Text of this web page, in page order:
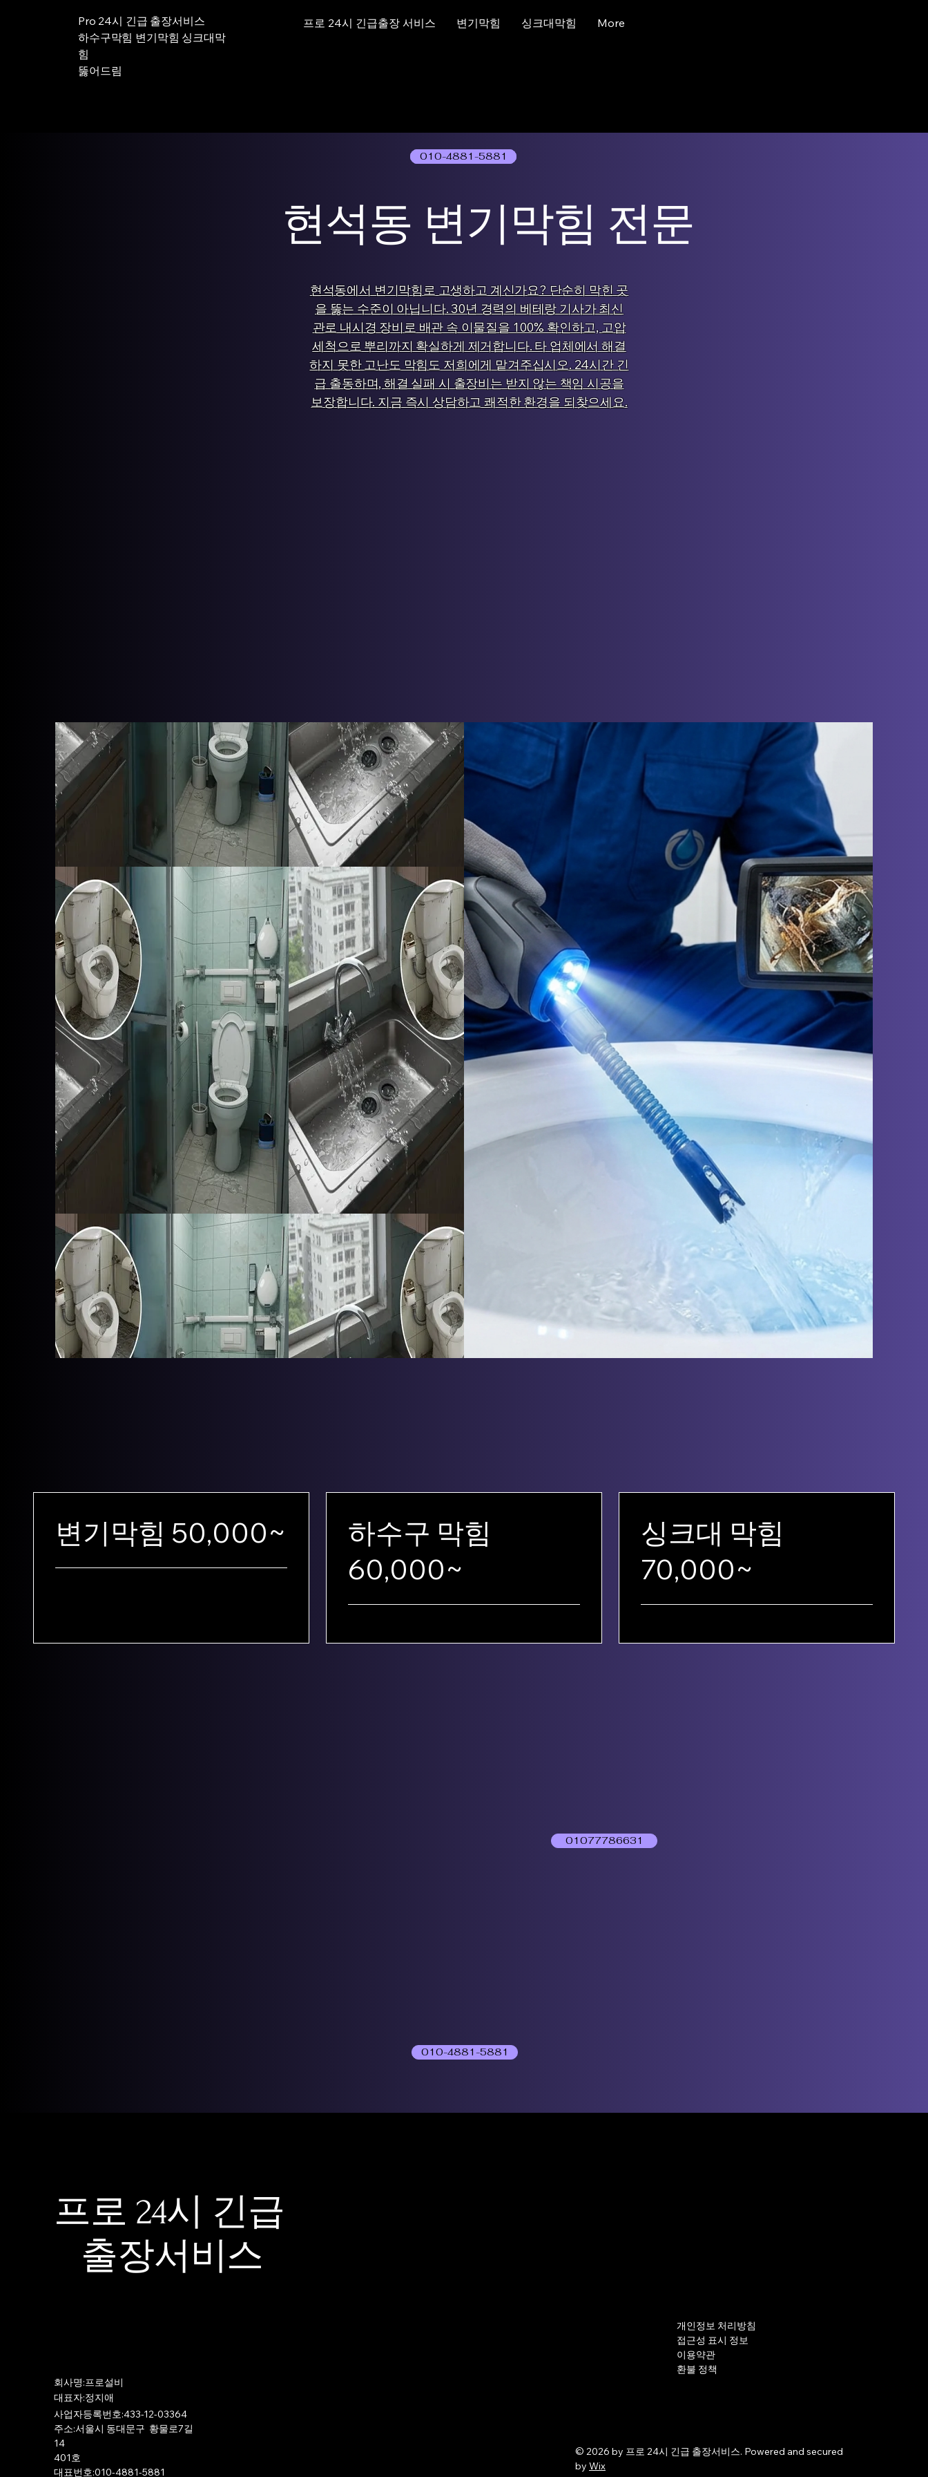
Pro 24시 긴급 출장서비스
하수구막힘 변기막힘 싱크대막
힘
뚫어드림
프로 24시 긴급출장 서비스 변기막힘 싱크대막힘 More
01077786631
현석동 변기막힘 전문
현석동에서 변기막힘로 고생하고 계신가요? 단순히 막힌 곳
을 뚫는 수준이 아닙니다. 30년 경력의 베테랑 기사가 최신
관로 내시경 장비로 배관 속 이물질을 100% 확인하고, 고압
세척으로 뿌리까지 확실하게 제거합니다. 타 업체에서 해결
하지 못한 고난도 막힘도 저희에게 맡겨주십시오. 24시간 긴
급 출동하며, 해결 실패 시 출장비는 받지 않는 책임 시공을
보장합니다. 지금 즉시 상담하고 쾌적한 환경을 되찾으세요.
변기막힘 50,000~
하수구 막힘
60,000~
싱크대 막힘
70,000~
01077786631
010-4881-5881
010-4881-5881
프로 24시 긴급
출장서비스
​회사명:프로설비
​대표자:정지애
사업자등록번호:433-12-03364
주소:서울시 동대문구 황물로7길
14
401호
​대표번호:010-4881-5881
개인정보 처리방침
접근성 표시 정보
이용약관
환불 정책
© 2026 by 프로 24시 긴급 출장서비스. Powered and secured
by Wix